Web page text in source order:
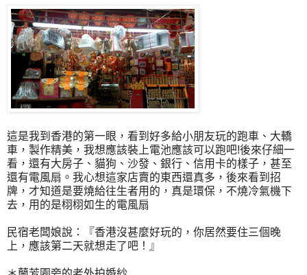
這是我到香港的第一眼，看到好多給小朋友玩的跑車、大轎
車，製作精美，我想應該裝上電池應該可以跑吧!後來仔細一
看，還有大房子、貓狗、沙發、銀行、信用卡的樣子，甚至
還有電風扇。我心想這家店賣的東西還真多，後來看到招
牌，才知道是要燒給往生者用的，真是環保，不燒冷氣機下
去，用的是栩栩如生的電風扇
民宿老闆娘說：『香港沒甚麼好玩的，你居然要住三個晚
上，應該第二天就想走了吧！』